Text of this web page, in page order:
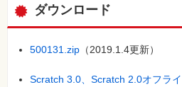
ダウンロード
500131.zip （2019.1.4更新）
Scratch 3.0、Scratch 2.0オフラ